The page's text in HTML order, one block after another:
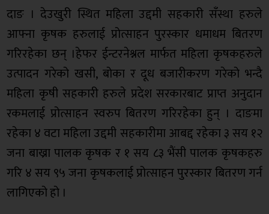
दाङ । देउखुरी स्थित महिला उद्दमी सहकारी सँस्था हरुले
आफ्ना कृषक हरुलाई प्रोत्साहन पुरस्कार धमाधम बितरण
गरिरहेका छन् ।हेफर ईन्टरनेश्नल मार्फत महिला कृषकहरुले
उत्पादन गरेको खसी, बोका र दूध बजारीकरण गरेको भन्दै
महिला कृषी सहकारी हरुले प्रदेश सरकारबाट प्राप्त अनुदान
रकमलाई प्रोत्साहन स्वरुप बितरण गरिरहेका हुन् । दाङमा
रहेका ४ वटा महिला उद्दमी सहकारीमा आबद्द रहेका ३ सय १२
जना बाख्रा पालक कृषक र १ सय ८३ भैंसी पालक कृषकहरु
गरि ४ सय ९५ जना कृषकलाई प्रोत्साहन पुरस्कार बितरण गर्न
लागिएको हो ।